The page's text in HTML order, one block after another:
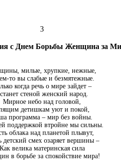
3
с Днем Борьбы Женщина за
милые, хрупкие, нежные,
то вы слабые и безмятежные.
когда речь о мире зайдет –
стеной женский народ.
Мирное небо над головой,
детишкам уют и покой,
программа – мир без войны.
поддержкой втройне мы сильны.
облака над планетой плывут,
детский смех озаряет вершины –
Как велика материнская сила
в борьбе за спокойствие мира!